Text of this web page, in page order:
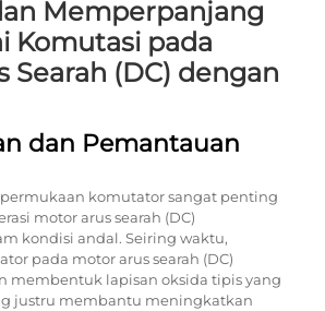
Memperpanjang
Komutasi pada
Searah (DC) dengan
dan Pemantauan
komutator sangat penting
motor arus searah (DC)
kondisi andal. Seiring waktu,
pada motor arus searah (DC)
membentuk lapisan oksida tipis yang
justru membantu meningkatkan